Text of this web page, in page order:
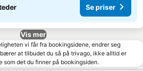
Se priser
Vis mer
vi får fra bookingsidene, endrer seg
at tilbudet du så på trivago, ikke alltid er
som det du finner på bookingsiden.